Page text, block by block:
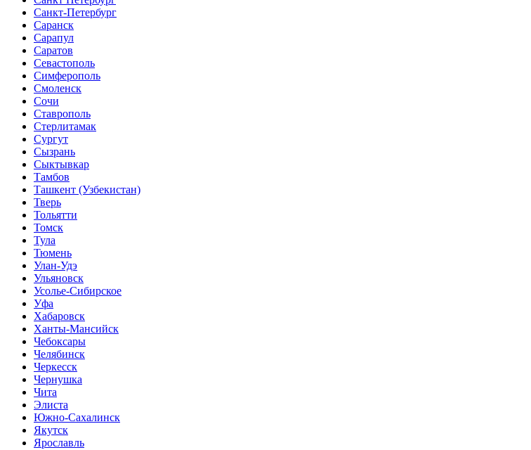
Санкт-Петербург
Саранск
Сарапул
Саратов
Севастополь
Симферополь
Смоленск
Сочи
Ставрополь
Стерлитамак
Сургут
Сызрань
Сыктывкар
Тамбов
Ташкент (Узбекистан)
Тверь
Тольятти
Томск
Тула
Тюмень
Улан-Удэ
Ульяновск
Усолье-Сибирское
Уфа
Хабаровск
Ханты-Мансийск
Чебоксары
Челябинск
Черкесск
Чернушка
Чита
Элиста
Южно-Сахалинск
Якутск
Ярославль